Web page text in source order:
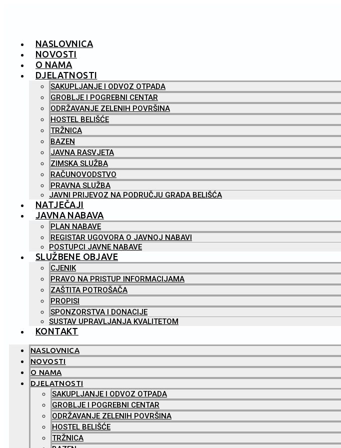
NASLOVNICA
NOVOSTI
O NAMA
DJELATNOSTI
SAKUPLJANJE I ODVOZ OTPADA
GROBLJE I POGREBNI CENTAR
ODRŽAVANJE ZELENIH POVRŠINA
HOSTEL BELIŠĆE
TRŽNICA
BAZEN
JAVNA RASVJETA
ZIMSKA SLUŽBA
RAČUNOVODSTVO
PRAVNA SLUŽBA
JAVNI PRIJEVOZ NA PODRUČJU GRADA BELIŠĆA
NATJEČAJI
JAVNA NABAVA
PLAN NABAVE
REGISTAR UGOVORA O JAVNOJ NABAVI
POSTUPCI JAVNE NABAVE
SLUŽBENE OBJAVE
CJENIK
PRAVO NA PRISTUP INFORMACIJAMA
ZAŠTITA POTROŠAČA
PROPISI
SPONZORSTVA I DONACIJE
SUSTAV UPRAVLJANJA KVALITETOM
KONTAKT
NASLOVNICA
NOVOSTI
O NAMA
DJELATNOSTI
SAKUPLJANJE I ODVOZ OTPADA
GROBLJE I POGREBNI CENTAR
ODRŽAVANJE ZELENIH POVRŠINA
HOSTEL BELIŠĆE
TRŽNICA